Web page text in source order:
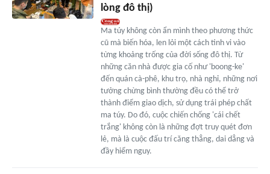
lòng đô thị)
Ma túy không còn ẩn mình theo phương thức
cũ mà biến hóa, len lỏi một cách tinh vi vào
từng khoảng trống của đời sống đô thị. Từ
những căn nhà được gia cố như 'boong-ke'
đến quán cà-phê, khu trọ, nhà nghỉ, những nơi
tưởng chừng bình thường đều có thể trở
thành điểm giao dịch, sử dụng trái phép chất
ma túy. Do đó, cuộc chiến chống 'cái chết
trắng' không còn là những đợt truy quét đơn
lẻ, mà là cuộc đấu trí căng thẳng, dai dẳng và
đầy hiểm nguy.